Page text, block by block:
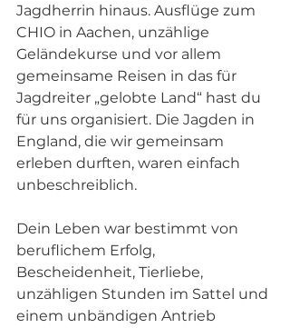
Jagdherrin hinaus. Ausflüge zum
CHIO in Aachen, unzählige
Geländekurse und vor allem
gemeinsame Reisen in das für
Jagdreiter „gelobte Land“ hast du
für uns organisiert. Die Jagden in
England, die wir gemeinsam
erleben durften, waren einfach
unbeschreiblich.
Dein Leben war bestimmt von
beruflichem Erfolg,
Bescheidenheit, Tierliebe,
unzähligen Stunden im Sattel und
einem unbändigen Antrieb